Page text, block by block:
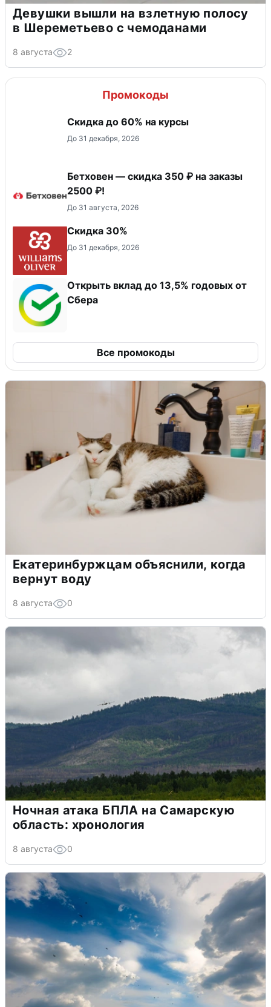
Девушки вышли на взлетную полосу
в Шереметьево с чемоданами
8 августа 2
Промокоды
Скидка до 60% на курсы
До 31 декабря, 2026
Бетховен — скидка 350 ₽ на заказы
2500 ₽!
До 31 августа, 2026
Скидка 30%
До 31 декабря, 2026
Открыть вклад до 13,5% годовых от
Сбера
Все промокоды
Екатеринбуржцам объяснили, когда
вернут воду
8 августа 0
Ночная атака БПЛА на Самарскую
область: хронология
8 августа 0